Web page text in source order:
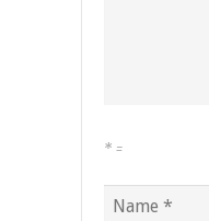
* =